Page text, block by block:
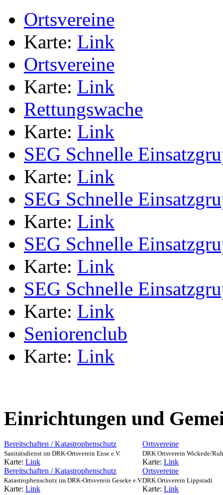
Ortsvereine
Karte: Link
Ortsvereine
Karte: Link
Rettungswache
Karte: Link
SEG Schnelle
Karte: Link
SEG Schnelle
Karte: Link
SEG Schnelle
Karte: Link
SEG Schnelle
Karte: Link
Seniorenclub
Karte: Link
Einrichtungen und
Bereitschaften / Katastrophenschutz
Sanitätsdienst im DRK-Ortsverein Ense e.V.
Karte: Link
Ortsvereine
DRK Ortsverein Wickede/
Karte: Link
Bereitschaften / Katastrophenschutz
Katastrophenschutz im DRK-Ortsverein Geseke e.V.
Karte: Link
Ortsvereine
DRK Ortsverein Lippstadt
Karte: Link